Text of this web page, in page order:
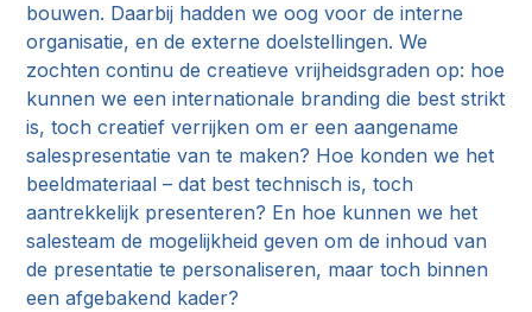
bouwen. Daarbij hadden we oog voor de interne
organisatie, en de externe doelstellingen. We
zochten continu de creatieve vrijheidsgraden op: hoe
kunnen we een internationale branding die best strikt
is, toch creatief verrijken om er een aangename
salespresentatie van te maken? Hoe konden we het
beeldmateriaal – dat best technisch is, toch
aantrekkelijk presenteren? En hoe kunnen we het
salesteam de mogelijkheid geven om de inhoud van
de presentatie te personaliseren, maar toch binnen
een afgebakend kader?